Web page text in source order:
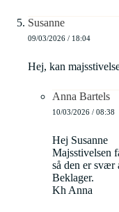
Susanne
09/03/2026 / 18:04
Hej, kan
Anna Bartels
10/03/2026 / 08:38
Hej Susanne
Majsstivelsen
så den er svær
Beklager.
Kh Anna